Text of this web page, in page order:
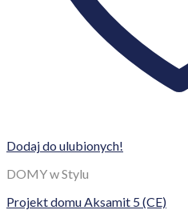
Dodaj do ulubionych!
DOMY w Stylu
Projekt domu Aksamit 5 (CE)